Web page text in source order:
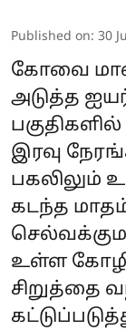
Published on: 30
கோவை
அடுத்த
இரவு
பகலிலும்
கடந்த
உள்ள
சிறுத்தை